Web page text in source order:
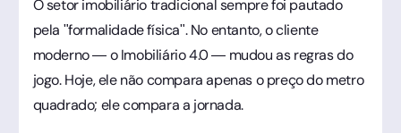
O setor imobiliário tradicional sempre foi pautado
pela "formalidade física". No entanto, o cliente
moderno — o Imobiliário 4.0 — mudou as regras do
jogo. Hoje, ele não compara apenas o preço do metro
quadrado; ele compara a jornada.